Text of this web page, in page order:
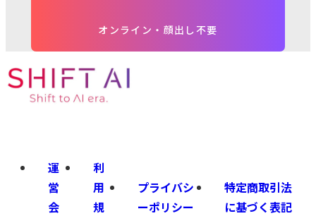
オンライン・顔出し不要
運
営
会
利
用
規
プライバシ
ーポリシー
特定商取引法
に基づく表記